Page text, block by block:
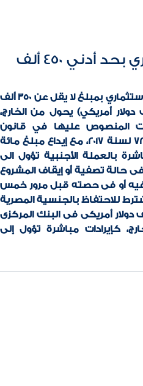
إنشاء مشروع استثماري بحد أدني 450 ألف
إنشاء أو المشاركة في مشروع استثماري بمبلغ لا يقل عن 350 ألف
أمريكي) يحول من الخارج،
المنصوص عليها في قانون
الاستثمار الصادر بالقانون رقم 72 لسنة 2017، مع إيداع مبلغ مائة
بالعملة الأجنبية تؤول الى
وفى حالة تصفية أو إيقاف المشروع
فيه أو فى حصته قبل مرور خمس
للاحتفاظ بالجنسية المصرية
دولار أمريكى فى البنك المركزى
كإيرادات مباشرة تؤول إلى